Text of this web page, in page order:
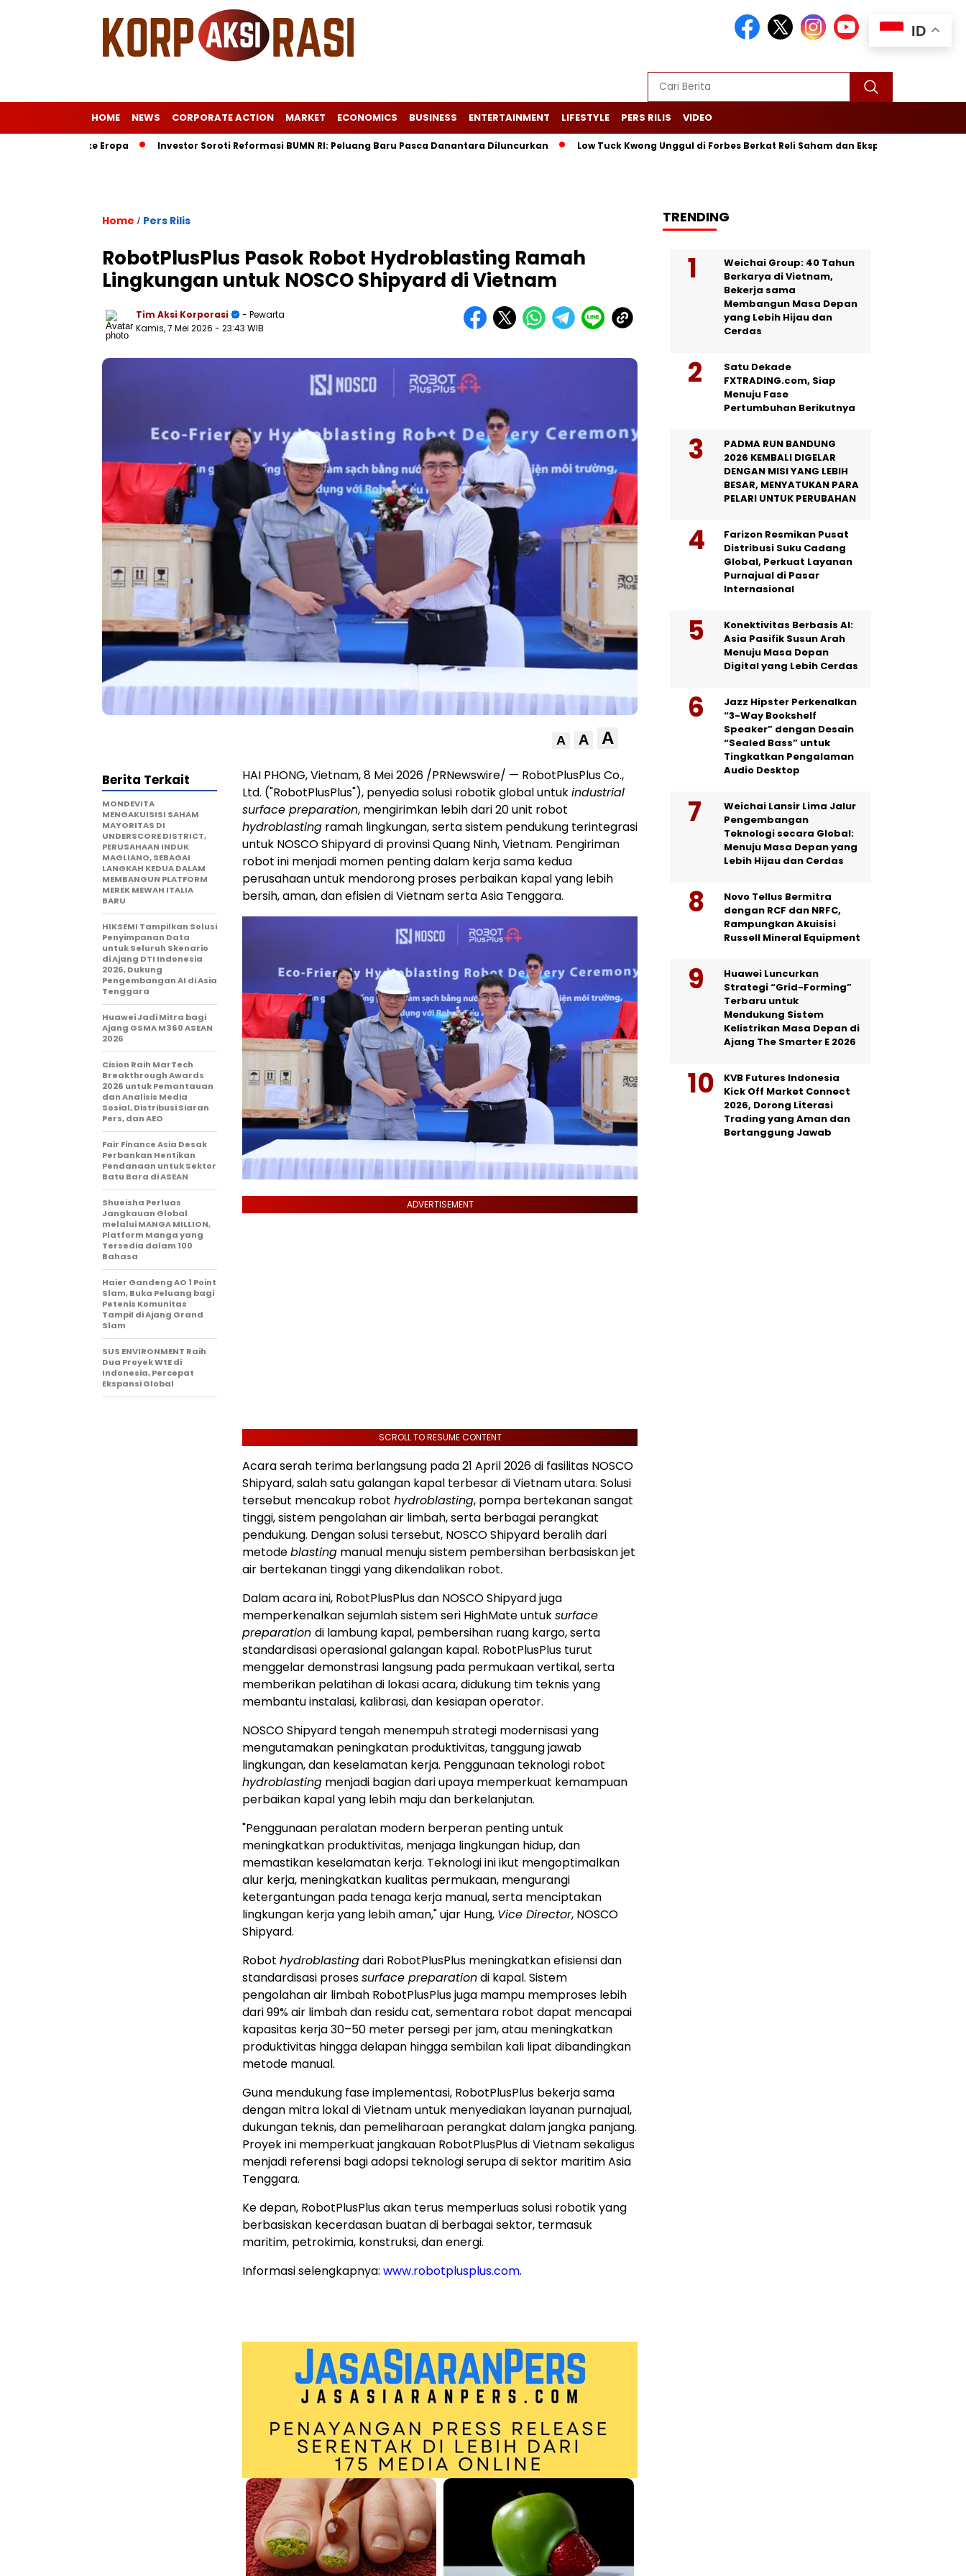
HOME NEWS CORPORATE ACTION MARKET ECONOMICS BUSINESS ENTERTAINMENT LIFESTYLE PERS RILIS VIDEO
Investor Soroti Reformasi BUMN RI: Peluang Baru Pasca Danantara Diluncurkan Low Tuck Kwong Unggul di Forbes Berkat Reli Saham dan Ekspor Batu Bara
Home / Pers Rilis
RobotPlusPlus Pasok Robot Hydroblasting Ramah
Lingkungan untuk NOSCO Shipyard di Vietnam
Tim Aksi Korporasi
- Pewarta
Kamis, 7 Mei 2026 - 23:43 WIB
A A A
HAI PHONG, Vietnam,8 Mei 2026 /PRNewswire/ — RobotPlusPlus Co.,
Ltd. ("RobotPlusPlus"), penyedia solusi robotik global untukindustrial
surface preparation, mengirimkan lebih dari 20 unit robot
hydroblasting ramah lingkungan, serta sistem pendukung terintegrasi
untuk NOSCO Shipyard di provinsi Quang Ninh, Vietnam. Pengiriman
robot ini menjadi momen penting dalam kerja sama kedua
perusahaan untuk mendorong proses perbaikan kapal yang lebih
bersih, aman, dan efisien di Vietnam serta Asia Tenggara.
ADVERTISEMENT
SCROLL TO RESUME CONTENT
Acara serah terima berlangsung pada 21 April 2026 di fasilitas NOSCO
Shipyard, salah satu galangan kapal terbesar di Vietnam utara. Solusi
tersebut mencakup robot hydroblasting, pompa bertekanan sangat
tinggi, sistem pengolahan air limbah, serta berbagai perangkat
pendukung. Dengan solusi tersebut, NOSCO Shipyard beralih dari
metodeblasting manual menuju sistem pembersihan berbasiskan jet
air bertekanan tinggi yang dikendalikan robot.
Dalam acara ini, RobotPlusPlus dan NOSCO Shipyard juga
memperkenalkan sejumlah sistem seri HighMate untuksurface
preparation di lambung kapal, pembersihan ruang kargo, serta
standardisasi operasional galangan kapal. RobotPlusPlus turut
menggelar demonstrasi langsung pada permukaan vertikal, serta
memberikan pelatihan di lokasi acara, didukung tim teknis yang
membantu instalasi, kalibrasi, dan kesiapan operator.
NOSCO Shipyard tengah menempuh strategi modernisasi yang
mengutamakan peningkatan produktivitas, tanggung jawab
lingkungan, dan keselamatan kerja. Penggunaan teknologi robot
hydroblasting menjadi bagian dari upaya memperkuat kemampuan
perbaikan kapal yang lebih maju dan berkelanjutan.
"Penggunaan peralatan modern berperan penting untuk
meningkatkan produktivitas, menjaga lingkungan hidup, dan
memastikan keselamatan kerja. Teknologi ini ikut mengoptimalkan
alur kerja, meningkatkan kualitas permukaan, mengurangi
ketergantungan pada tenaga kerja manual, serta menciptakan
lingkungan kerja yang lebih aman," ujar Hung, Vice Director, NOSCO
Shipyard.
Robot hydroblastingdari RobotPlusPlus meningkatkan efisiensi dan
standardisasi prosessurface preparationdi kapal. Sistem
pengolahan air limbah RobotPlusPlus juga mampu memproses lebih
dari 99% air limbah dan residu cat, sementara robot dapat mencapai
kapasitas kerja 30–50 meter persegi per jam, atau meningkatkan
produktivitas hingga delapan hingga sembilan kali lipat dibandingkan
metode manual.
Guna mendukung fase implementasi, RobotPlusPlus bekerja sama
dengan mitra lokal di Vietnam untuk menyediakan layanan purnajual,
dukungan teknis, dan pemeliharaan perangkat dalam jangka panjang.
Proyek ini memperkuat jangkauan RobotPlusPlus di Vietnam sekaligus
menjadi referensi bagi adopsi teknologi serupa di sektor maritim Asia
Tenggara.
Ke depan, RobotPlusPlus akan terus memperluas solusi robotik yang
berbasiskan kecerdasan buatan di berbagai sektor, termasuk
maritim, petrokimia, konstruksi, dan energi.
Informasi selengkapnya: www.robotplusplus.com.
Berita Terkait
MONDEVITA
MENGAKUISISI SAHAM
MAYORITAS DI
UNDERSCORE DISTRICT,
PERUSAHAAN INDUK
MAGLIANO, SEBAGAI
LANGKAH KEDUA DALAM
MEMBANGUN PLATFORM
MEREK MEWAH ITALIA
BARU
HIKSEMI Tampilkan Solusi
Penyimpanan Data
untuk Seluruh Skenario
di Ajang DTI Indonesia
2026, Dukung
Pengembangan AI di Asia
Tenggara
Huawei Jadi Mitra bagi
Ajang GSMA M360 ASEAN
2026
Cision Raih MarTech
Breakthrough Awards
2026 untuk Pemantauan
dan Analisis Media
Sosial, Distribusi Siaran
Pers, dan AEO
Fair Finance Asia Desak
Perbankan Hentikan
Pendanaan untuk Sektor
Batu Bara di ASEAN
Shueisha Perluas
Jangkauan Global
melalui MANGA MILLION,
Platform Manga yang
Tersedia dalam 100
Bahasa
Haier Gandeng AO 1 Point
Slam, Buka Peluang bagi
Petenis Komunitas
Tampil di Ajang Grand
Slam
SUS ENVIRONMENT Raih
Dua Proyek WtE di
Indonesia, Percepat
Ekspansi Global
TRENDING
Weichai Group: 40 Tahun
Berkarya di Vietnam,
Bekerja sama
Membangun Masa Depan
yang Lebih Hijau dan
Cerdas
Satu Dekade
FXTRADING.com, Siap
Menuju Fase
Pertumbuhan Berikutnya
PADMA RUN BANDUNG
2026 KEMBALI DIGELAR
DENGAN MISI YANG LEBIH
BESAR, MENYATUKAN PARA
PELARI UNTUK PERUBAHAN
Farizon Resmikan Pusat
Distribusi Suku Cadang
Global, Perkuat Layanan
Purnajual di Pasar
Internasional
Konektivitas Berbasis AI:
Asia Pasifik Susun Arah
Menuju Masa Depan
Digital yang Lebih Cerdas
Jazz Hipster Perkenalkan
“3-Way Bookshelf
Speaker” dengan Desain
“Sealed Bass” untuk
Tingkatkan Pengalaman
Audio Desktop
Weichai Lansir Lima Jalur
Pengembangan
Teknologi secara Global:
Menuju Masa Depan yang
Lebih Hijau dan Cerdas
Novo Tellus Bermitra
dengan RCF dan NRFC,
Rampungkan Akuisisi
Russell Mineral Equipment
Huawei Luncurkan
Strategi “Grid-Forming”
Terbaru untuk
Mendukung Sistem
Kelistrikan Masa Depan di
Ajang The Smarter E 2026
KVB Futures Indonesia
Kick Off Market Connect
2026, Dorong Literasi
Trading yang Aman dan
Bertanggung Jawab
ID